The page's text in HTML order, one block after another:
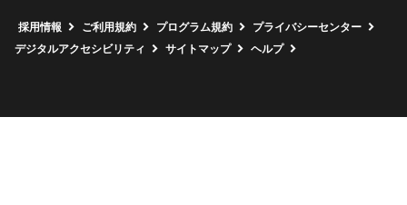
採用情報 新しいウィンドウで開く
ご利用規約 プログラム規約
プライバシーセンター
デジタルアクセシビリティ
サイトマップ ヘルプ